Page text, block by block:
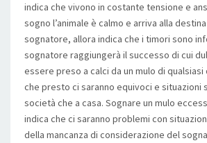
indica che vivono in costante tensione e
sogno l’animale è calmo e arriva alla
sognatore, allora indica che i timori sono
sognatore raggiungerà il successo di cui
essere preso a calci da un mulo di
che presto ci saranno equivoci e situazioni
società che a casa. Sognare un mulo
indica che ci saranno problemi con
della mancanza di considerazione del